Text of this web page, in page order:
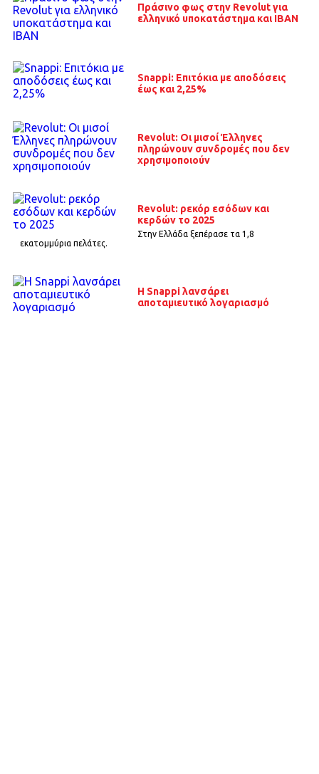
Πράσινο φως στην Revolut για
ελληνικό υποκατάστημα και IBAN
Snappi: Επιτόκια με αποδόσεις
έως και 2,25%
Revolut: Οι μισοί Έλληνες
πληρώνουν συνδρομές που δεν
χρησιμοποιούν
Revolut: ρεκόρ εσόδων και
κερδών το 2025
Στην Ελλάδα ξεπέρασε τα 1,8
εκατομμύρια πελάτες.
Η Snappi λανσάρει
αποταμιευτικό λογαριασμό